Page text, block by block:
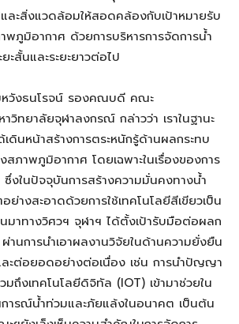
ละสิ่งแวดล้อมให้สอดคล้องกับเป้าหมายรับ
พภูมิอากาศ ด้วยการบริหารการจัดการน้ำ
ะสั้นและระยะยาวต่อไป
วังธนโรจน์ รองคณบดี คณะ
วิทยาลัยจุฬาลงกรณ์ กล่าวว่า เราในฐานะ
ดินหน้าสร้างการตระหนักรู้ด้านผลกระทบ
ภาพภูมิอากาศ โดยเฉพาะในเรื่องของการ
งในปัจจุบันการสร้างความมั่นคงทางน้ำ
ย่างสะอาดด้วยการใช้เทคโนโลยีสีเขียวเป็น
าทางวิศวฯ จุฬาฯ ได้ตั้งเป้ารับมือต่อผลก
านการนำเอาผลงานวิจัยในด้านความยั่งยืน
ะต่อยอดอย่างต่อเนื่อง เช่น การนำปัญญา
ถึงเทคโนโลยีดิจิทัล (IOT) เข้ามาช่วยใน
ารณ์น้ำท่วมและภัยแล้งในอนาคต เป็นต้น